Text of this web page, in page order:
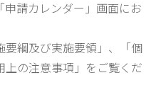
申請カレンダー」画面にお
要綱及び実施要領」、「個
上の注意事項」をご覧くだ